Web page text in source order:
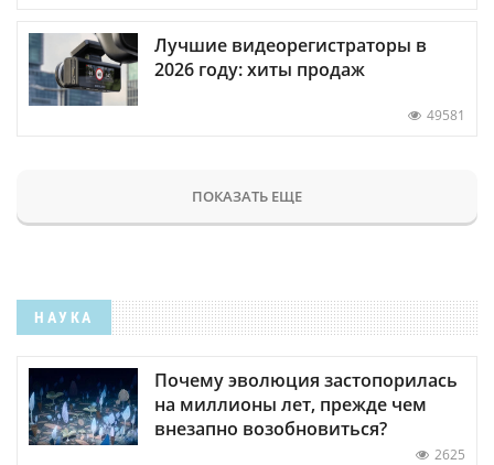
Лучшие видеорегистраторы в
2026 году: хиты продаж
49581
ПОКАЗАТЬ ЕЩЕ
НАУКА
Почему эволюция застопорилась
на миллионы лет, прежде чем
внезапно возобновиться?
2625